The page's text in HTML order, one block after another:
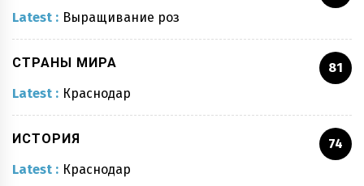
Latest : Выращивание роз
СТРАНЫ МИРА
81
Latest : Краснодар
ИСТОРИЯ
74
Latest : Краснодар